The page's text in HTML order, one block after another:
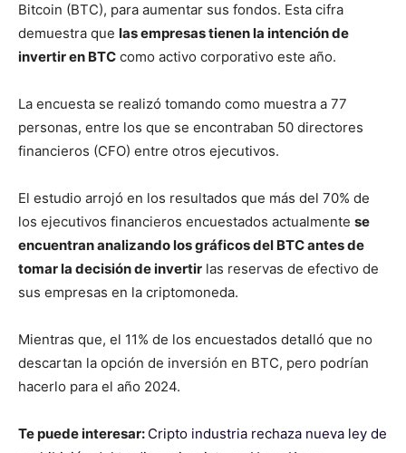
Bitcoin (BTC), para aumentar sus fondos. Esta cifra
demuestra que las empresas tienen la intención de
invertir en BTC como activo corporativo este año.
La encuesta se realizó tomando como muestra a 77
personas, entre los que se encontraban 50 directores
financieros (CFO) entre otros ejecutivos.
El estudio arrojó en los resultados que más del 70% de
los ejecutivos financieros encuestados actualmente se
encuentran analizando los gráficos del BTC antes de
tomar la decisión de invertir las reservas de efectivo de
sus empresas en la criptomoneda.
Mientras que, el 11% de los encuestados detalló que no
descartan la opción de inversión en BTC, pero podrían
hacerlo para el año 2024.
Te puede interesar: Cripto industria rechaza nueva ley de